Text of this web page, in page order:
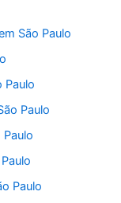
São Paulo
Paulo
Paulo
Paulo